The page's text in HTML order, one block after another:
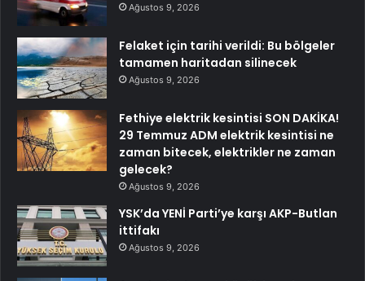
Ağustos 9, 2026
Felaket için tarihi verildi: Bu bölgeler
tamamen haritadan silinecek
Ağustos 9, 2026
Fethiye elektrik kesintisi SON DAKİKA!
29 Temmuz ADM elektrik kesintisi ne
zaman bitecek, elektrikler ne zaman
gelecek?
Ağustos 9, 2026
YSK’da YENİ Parti’ye karşı AKP-Butlan
ittifakı
Ağustos 9, 2026